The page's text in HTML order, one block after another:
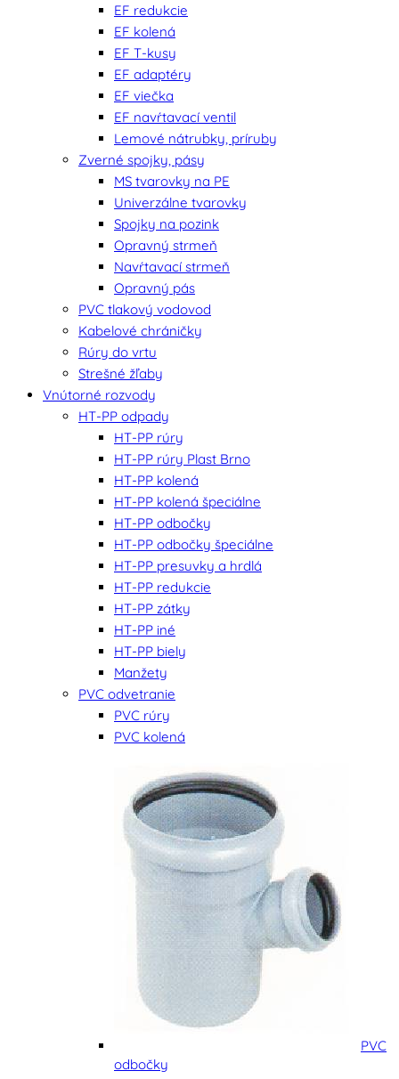
EF redukcie
EF kolená
EF T-kusy
EF adaptéry
EF viečka
EF navŕtavací ventil
Lemové nátrubky, príruby
Zverné spojky, pásy
MS tvarovky na PE
Univerzálne tvarovky
Spojky na pozink
Opravný strmeň
Navŕtavací strmeň
Opravný pás
PVC tlakový vodovod
Kabelové chráničky
Rúry do vrtu
Strešné žľaby
Vnútorné rozvody
HT-PP odpady
HT-PP rúry
HT-PP rúry Plast Brno
HT-PP kolená
HT-PP kolená špeciálne
HT-PP odbočky
HT-PP odbočky špeciálne
HT-PP presuvky a hrdlá
HT-PP redukcie
HT-PP zátky
HT-PP iné
HT-PP biely
Manžety
PVC odvetranie
PVC rúry
PVC kolená
PVC
odbočky